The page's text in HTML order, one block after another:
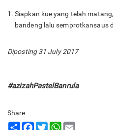
Siapkan kue yang telah
bandeng lalu semprotkansaus
Diposting 31 July 2017
#azizahPastelBanrula
Share
ShareFacebook
TwitterWhatsApp